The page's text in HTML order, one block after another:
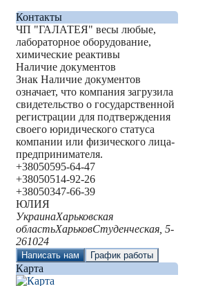
Контакты
ЧП "ГАЛАТЕЯ" весы любые,
лабораторное оборудование,
химические реактивы
Наличие документов
Знак Наличие документов
означает, что компания загрузила
свидетельство о государственной
регистрации для подтверждения
своего юридического статуса
компании или физического лица-
предпринимателя.
+38050595-64-47
+38050514-92-26
+38050347-66-39
ЮЛИЯ
УкраинаХарьковская
областьХарьковСтуденческая, 5-
261024
Написать нам График работы
Карта